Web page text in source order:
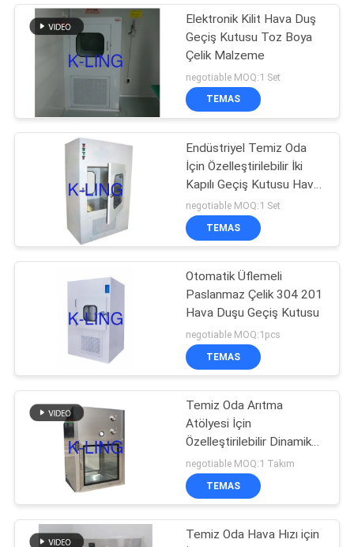
Softwall Temiz Oda
Fan Filtre Ünitesi
Laminer Akış
Dolapları
Elektronik Kilit Hava Duş
Geçiş Kutusu Toz Boya
Çelik Malzeme
negotiable MOQ:1 Set
TEMAS
Endüstriyel Temiz Oda
İçin Özelleştirilebilir İki
Kapılı Geçiş Kutusu Hava
Duşu
negotiable MOQ:1 Set
TEMAS
Otomatik Üflemeli
Paslanmaz Çelik 304 201
Hava Duşu Geçiş Kutusu
negotiable MOQ:1pcs
TEMAS
Temiz Oda Arıtma
Atölyesi İçin
Özelleştirilebilir Dinamik
Geçiş Kutusu
negotiable MOQ:1 Takım
TEMAS
Temiz Oda Hava Hızı için